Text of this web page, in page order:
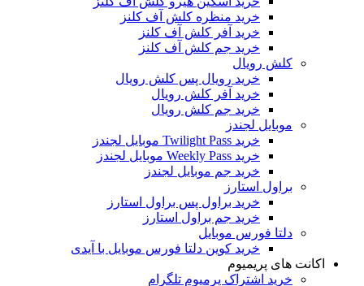
خرید منظره کلش آف کلنز
خرید آفر کلش آف کلنز
خرید جم کلش آف کلنز
کلش رویال
خرید رویال پس کلش رویال
خرید آفر کلش رویال
خرید جم کلش رویال
موبایل لجندز
خرید Twilight Pass موبایل لجندز
خرید Weekly Pass موبایل لجندز
خرید جم موبایل لجندز
براول استارز
خرید براول پس براول استارز
خرید جم براول استارز
دلتا فورس موبایل
خرید کوین دلتا فورس موبایل با آیدی
اکانت های پریمیوم
خرید اشتراک پرمیوم تلگرام